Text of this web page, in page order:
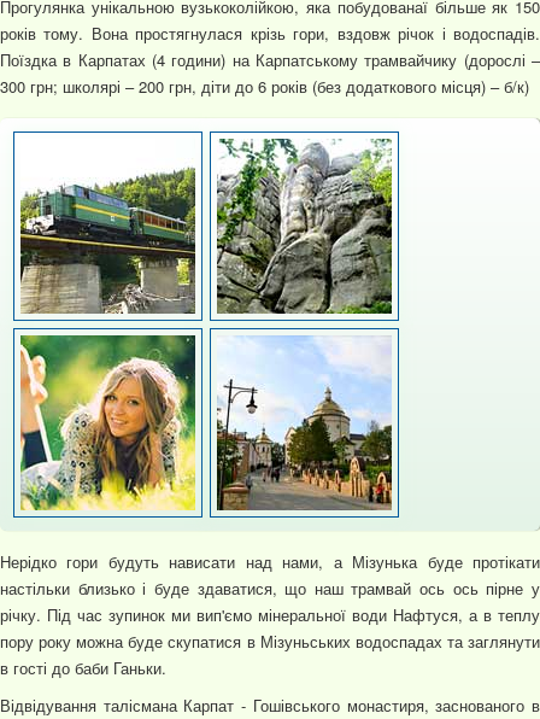
Прогулянка унікальною вузькоколійкою, яка побудованаї більше як 150
років тому. Вона простягнулася крізь гори, вздовж річок і водоспадів.
Поїздка в Карпатах (4 години) на Карпатському трамвайчику (дорослі –
300 грн; школярі – 200 грн, діти до 6 років (без додаткового місця) – б/к)
Нерідко гори будуть нависати над нами, а Мізунька буде протікати
настільки близько і буде здаватися, що наш трамвай ось ось пірне у
річку. Під час зупинок ми вип'ємо мінеральної води Нафтуся, а в теплу
пору року можна буде скупатися в Мізуньських водоспадах та заглянути
в гості до баби Ганьки.
Відвідування талісмана Карпат - Гошівського монастиря, заснованого в